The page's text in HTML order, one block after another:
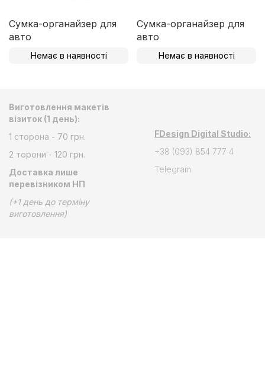
Сумка-органайзер для
авто
Немає в наявності
Сумка-органайзер для
авто
Немає в наявності
Виготовлення макетів
візиток (1 день):
1 сторона - 70 грн.
2 торони - 120 грн.
Доставка лише
перевізником НП
(+1 день до терміну
виготовлення)
FDesign Digital Studio:
+38 (093) 854 777 4
Telegram